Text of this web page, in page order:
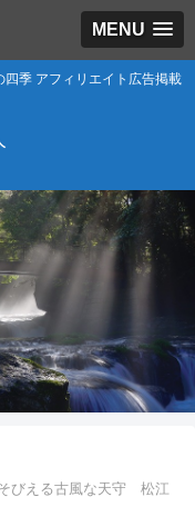
MENU
季 アフィリエイト広告掲載
びえる古風な天守 松江